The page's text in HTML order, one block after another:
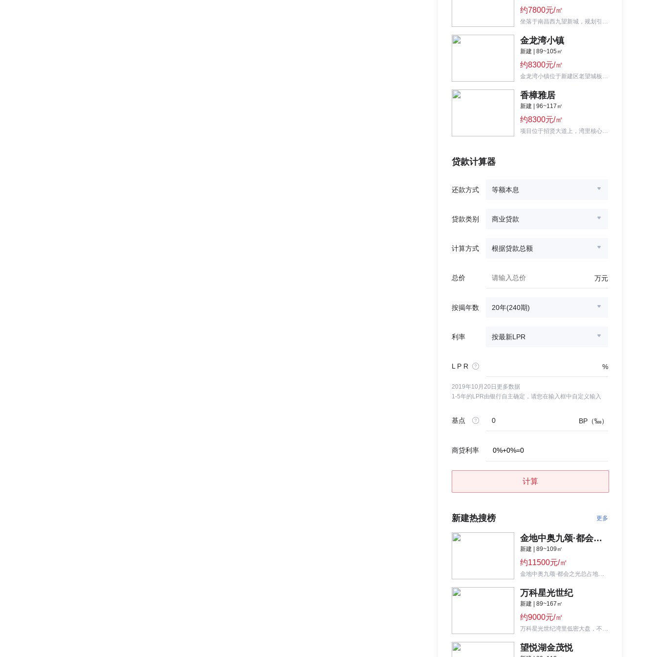
约7800元/㎡
坐落于南昌西九望新城，规划引入中小学、商业、医院等配套的超级大盘，目前地块主打88-143㎡小高层。
金龙湾小镇
新建 | 89~105㎡
约8300元/㎡
金龙湾小镇位于新建区老望城板块，近前湖快速路，74万方大体量盘，主推89-143㎡毛坯住宅。
香樟雅居
新建 | 96~117㎡
约8300元/㎡
项目位于招贤大道上，湾里核心区北，临近岭秀湖公园，7层纯洋房社区，主力户型96、117㎡三居室。
贷款计算器
还款方式 等额本息
贷款类别 商业贷款
计算方式 根据贷款总额
总价 万元
按揭年数 20年(240期)
利率 按最新LPR
L P R %
2019年10月20日更多数据
1-5年的LPR由银行自主确定，请您在输入框中自定义输入
基点 BP（‱）
商贷利率 0%+0%=0
计算
新建热搜榜 更多
金地中奥九颂·都会之光
新建 | 89~109㎡
约11500元/㎡
金地中奥九颂·都会之光总占地约106亩，由12栋高层组成，主推89~109㎡三居室。
万科星光世纪
新建 | 89~167㎡
约9000元/㎡
万科星光世纪湾里低密大盘，不限购，规划36栋高层+叠墅，主力面积89-110-161㎡。
望悦湖金茂悦